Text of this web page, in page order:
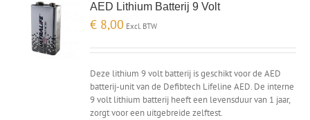
AED Lithium Batterij 9 Volt
€ 8,00 Excl. BTW
Deze lithium 9 volt batterij is geschikt voor de AED
batterij-unit van de Defibtech Lifeline AED. De interne
9 volt lithium batterij heeft een levensduur van 1 jaar,
zorgt voor een uitgebreide zelftest.